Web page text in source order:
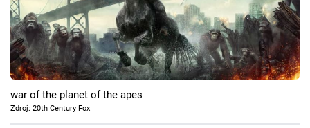
Hry
Cool Esport
Pořady
TV Program
war of the planet of the apes
Zdroj: 20th Century Fox